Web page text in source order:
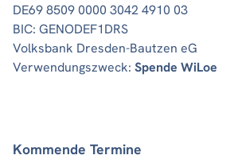
DE69 8509 0000 3042 4910 03
BIC: GENODEF1DRS
Volksbank Dresden-Bautzen eG
Verwendungszweck: Spende WiLoe
Kommende Termine